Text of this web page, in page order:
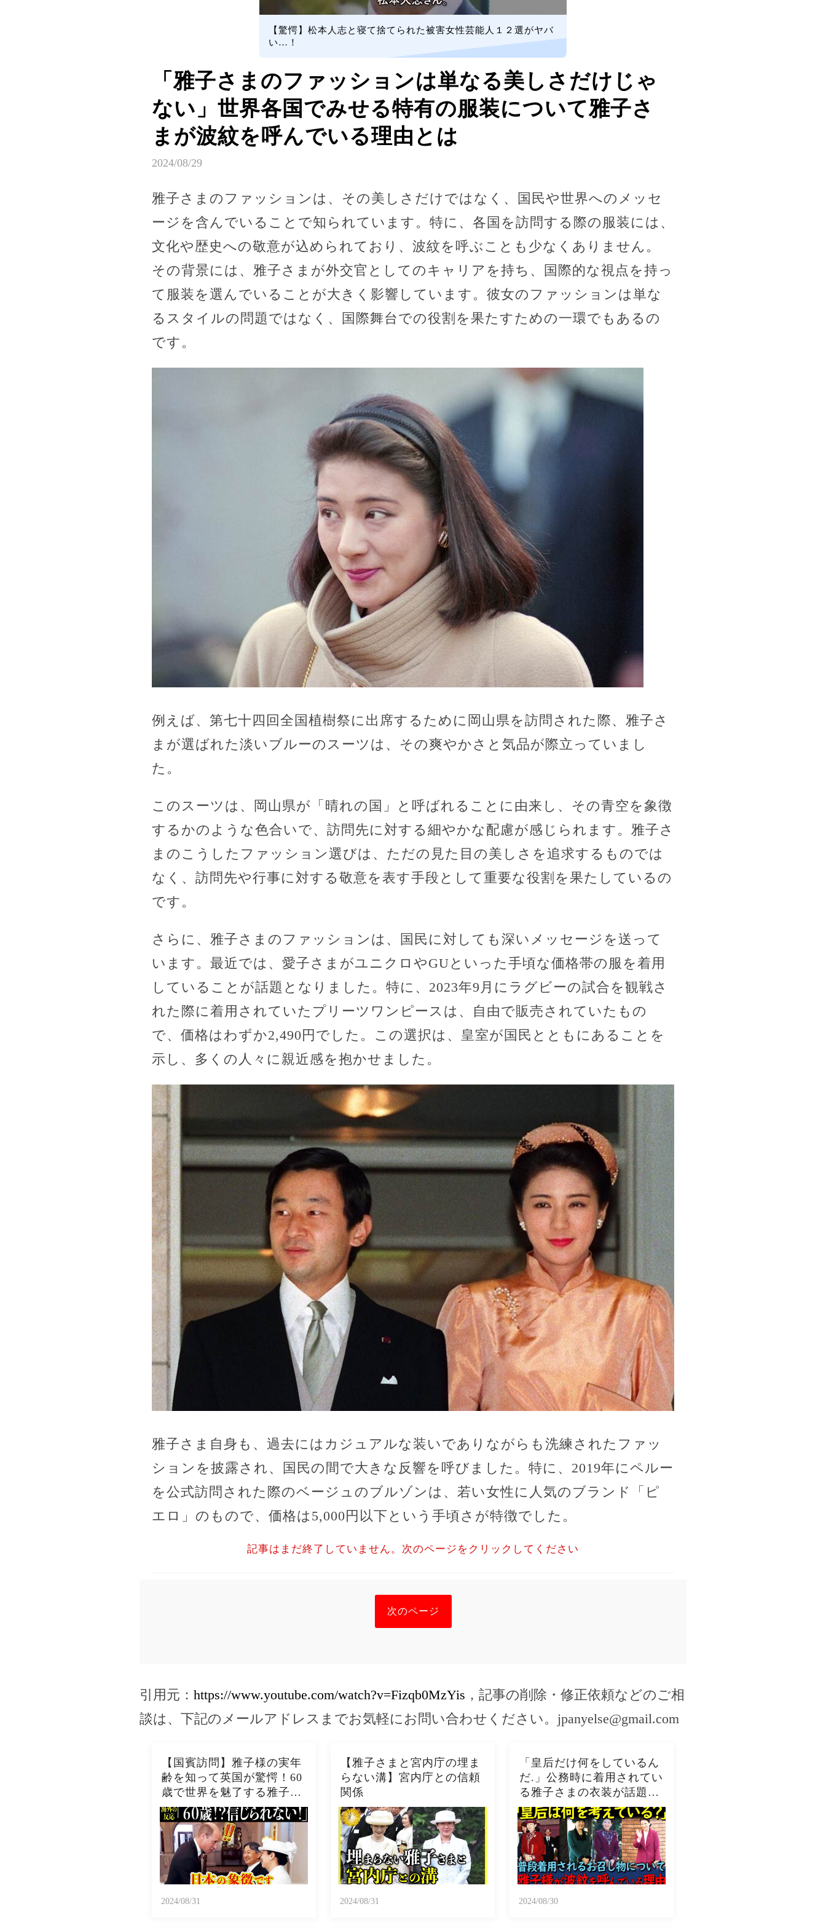
【驚愕】松本人志と寝て捨てられた被害女性芸能人１２選がヤバ
い…！
「雅子さまのファッションは単なる美しさだけじゃ
ない」世界各国でみせる特有の服装について雅子さ
まが波紋を呼んでいる理由とは
2024/08/29
雅子さまのファッションは、その美しさだけではなく、国民や世界へのメッセ
ージを含んでいることで知られています。特に、各国を訪問する際の服装には、
文化や歴史への敬意が込められており、波紋を呼ぶことも少なくありません。
その背景には、雅子さまが外交官としてのキャリアを持ち、国際的な視点を持っ
て服装を選んでいることが大きく影響しています。彼女のファッションは単な
るスタイルの問題ではなく、国際舞台での役割を果たすための一環でもあるの
です。
例えば、第七十四回全国植樹祭に出席するために岡山県を訪問された際、雅子さ
まが選ばれた淡いブルーのスーツは、その爽やかさと気品が際立っていまし
た。
このスーツは、岡山県が「晴れの国」と呼ばれることに由来し、その青空を象徴
するかのような色合いで、訪問先に対する細やかな配慮が感じられます。雅子さ
まのこうしたファッション選びは、ただの見た目の美しさを追求するものでは
なく、訪問先や行事に対する敬意を表す手段として重要な役割を果たしているの
です。
さらに、雅子さまのファッションは、国民に対しても深いメッセージを送って
います。最近では、愛子さまがユニクロやGUといった手頃な価格帯の服を着用
していることが話題となりました。特に、2023年9月にラグビーの試合を観戦さ
れた際に着用されていたプリーツワンピースは、自由で販売されていたもの
で、価格はわずか2,490円でした。この選択は、皇室が国民とともにあることを
示し、多くの人々に親近感を抱かせました。
雅子さま自身も、過去にはカジュアルな装いでありながらも洗練されたファッ
ションを披露され、国民の間で大きな反響を呼びました。特に、2019年にペルー
を公式訪問された際のベージュのブルゾンは、若い女性に人気のブランド「ピ
エロ」のもので、価格は5,000円以下という手頃さが特徴でした。
記事はまだ終了していません。次のページをクリックしてください
次のページ
引用元： https://www.youtube.com/watch?v=Fizqb0MzYis ，記事の削除・修正依頼などのご相
談は、下記のメールアドレスまでお気軽にお問い合わせください。 jpanyelse@gmail.com
【国賓訪問】雅子様の実年
齢を知って英国が驚愕！60
歳で世界を魅了する雅子様
のライフステージ別スタイ
ル特集が公開された！
2024/08/31
【雅子さまと宮内庁の埋ま
らない溝】宮内庁との信頼
関係
2024/08/31
「皇后だけ何をしているん
だ.」公務時に着用されてい
る雅子さまの衣装が話題を
呼んでいる理由
2024/08/30